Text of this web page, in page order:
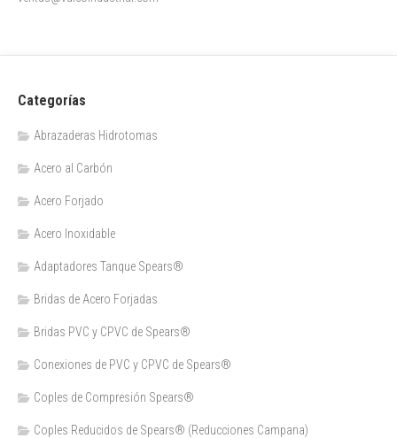
Categorías
Abrazaderas Hidrotomas
Acero al Carbón
Acero Forjado
Acero Inoxidable
Adaptadores Tanque Spears®
Bridas de Acero Forjadas
Bridas PVC y CPVC de Spears®
Conexiones de PVC y CPVC de Spears®
Coples de Compresión Spears®
Coples Reducidos de Spears® (Reducciones Campana)